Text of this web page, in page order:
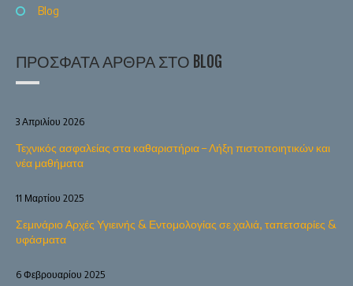
Blog
ΠΡΌΣΦΑΤΑ ΆΡΘΡΑ ΣΤΟ BLOG
Τεχνικός ασφαλείας στα καθαριστήρια – Λήξη πιστοποιητικών και
νέα μαθήματα
3 Απριλίου 2026
Σεμινάριο Αρχές Υγιεινής & Εντομολογίας σε χαλιά, ταπετσαρίες &
υφάσματα
11 Μαρτίου 2025
6 Φεβρουαρίου 2025